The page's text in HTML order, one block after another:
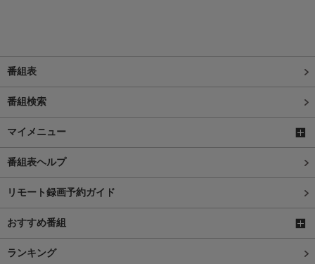
番組表
番組検索
マイメニュー
番組表ヘルプ
リモート録画予約ガイド
おすすめ番組
ランキング